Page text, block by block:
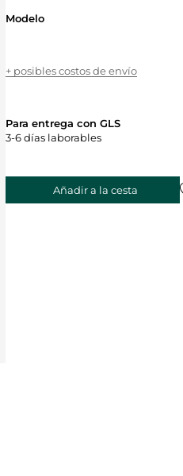
Modelo
+ posibles costos de envío
Para entrega con GLS
3-6 días laborables
Añadir a la cesta